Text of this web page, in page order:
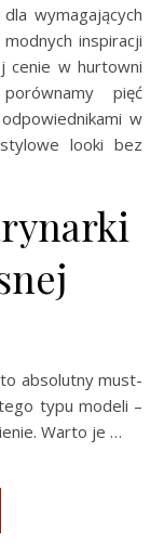
dla wymagających
inspiracji
cenie w hurtowni
pięć
w
looki bez
to absolutny must-
typu modeli –
Warto je …